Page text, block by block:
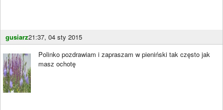
gusiarz21:37, 04 sty 2015
Polinko pozdrawiam i zapraszam w pieniński tak często jak
masz ochotę